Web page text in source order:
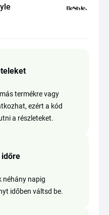
termékre vagy
ezért a kód
a részleteket.
időre
néhány napig
időben váltsd be.